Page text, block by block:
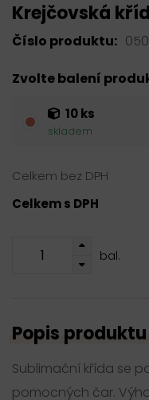
Krejčovská
Číslo produktu:
Zvolte balení
10 ks
skladem
Celkem bez DPH
Celkem s DPH
bal.
Popis produktu
Sublimační křída se
pomocných čar.